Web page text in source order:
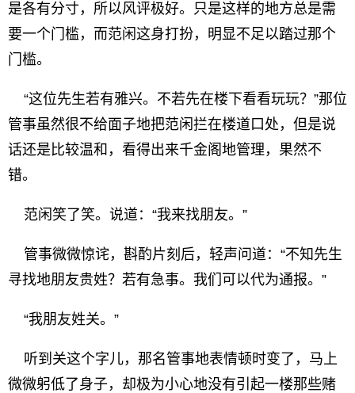
是各有分寸，所以风评极好。只是这样的地方总是需
要一个门槛，而范闲这身打扮，明显不足以踏过那个
门槛。
“这位先生若有雅兴。不若先在楼下看看玩玩？”那位
管事虽然很不给面子地把范闲拦在楼道口处，但是说
话还是比较温和，看得出来千金阁地管理，果然不
错。
范闲笑了笑。说道：“我来找朋友。”
管事微微惊诧，斟酌片刻后，轻声问道：“不知先生
寻找地朋友贵姓？若有急事。我们可以代为通报。”
“我朋友姓关。”
听到关这个字儿，那名管事地表情顿时变了，马上
微微躬低了身子，却极为小心地没有引起一楼那些赌